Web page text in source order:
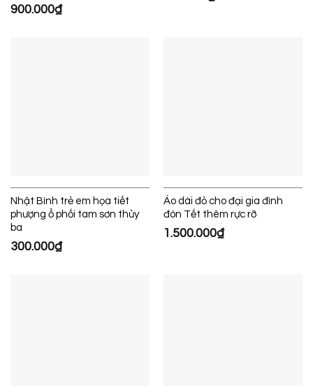
900.000₫
Nhật Bình trẻ em họa tiết
phượng ổ phối tam sơn thủy
ba
300.000₫
Áo dài đỏ cho đại gia đình
đón Tết thêm rực rỡ
1.500.000₫